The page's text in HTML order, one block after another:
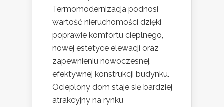
Termomodernizacja podnosi
wartość nieruchomości dzięki
poprawie komfortu cieplnego,
nowej estetyce elewacji oraz
zapewnieniu nowoczesnej,
efektywnej konstrukcji budynku.
Ocieplony dom staje się bardziej
atrakcyjny na rynku